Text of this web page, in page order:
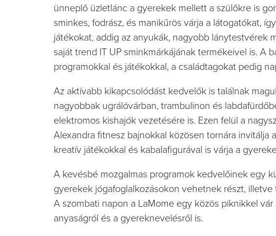
ünneplő üzletlánc a gyerekek mellett a szülőkre is
sminkes, fodrász, és manikűrös várja a látogatókat,
játékokat, addig az anyukák, nagyobb lánytestvérek
saját trend IT UP sminkmárkájának termékeivel is. A
programokkal és játékokkal, a családtagokat pedig
Az aktívabb kikapcsolódást kedvelők is találnak
nagyobbak ugrálóvárban, trambulinon és
elektromos kishajók vezetésére is. Ezen felül a
Alexandra fitnesz bajnokkal közösen tornára invitálja
kreatív játékokkal és kabalafigurával is várja a
A kevésbé mozgalmas programok kedvelőinek egy
gyerekek jógafoglalkozásokon vehetnek részt,
A szombati napon a LaMome egy közös piknikkel
anyaságról és a gyereknevelésről is.